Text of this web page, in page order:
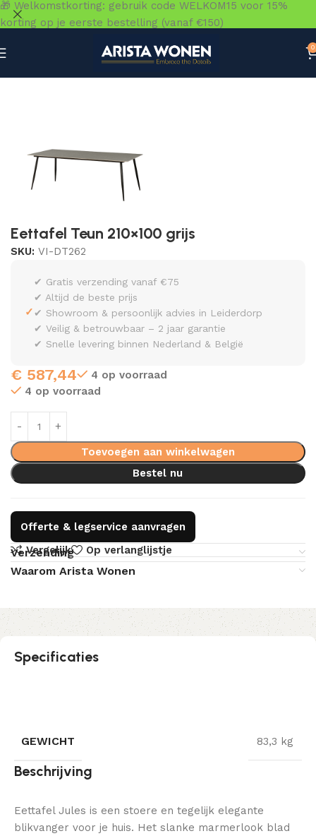
0
Eettafel Teun 210×100 grijs
SKU: VI-DT262
✓
✔ Gratis verzending vanaf €75
✔ Altijd de beste prijs
✔ Showroom & persoonlijk advies in Leiderdorp
✔ Veilig & betrouwbaar – 2 jaar garantie
✔ Snelle levering binnen Nederland & België
€ 587,44
4 op voorraad
4 op voorraad
Toevoegen aan winkelwagen
Bestel nu
Offerte & legservice aanvragen
Vergelijk
Op verlanglijstje
Verzending
Waarom Arista Wonen
Specificaties
GEWICHT 83,3 kg
Beschrijving
Eettafel Jules is een stoere en tegelijk elegante
blikvanger voor je huis. Het slanke marmerlook blad
🎁 Welkomstkorting: gebruik code WELKOM15 voor 15%
korting op je eerste bestelling (vanaf €150)